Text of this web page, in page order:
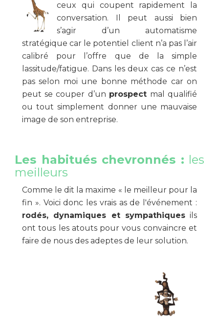
ceux qui coupent rapidement la
conversation. Il peut aussi bien
s’agir d’un automatisme
stratégique car le potentiel client n’a pas l’air
calibré pour l’offre que de la simple
lassitude/fatigue. Dans les deux cas ce n’est
pas selon moi une bonne méthode car on
peut se couper d’un prospect mal qualifié
ou tout simplement donner une mauvaise
image de son entreprise.
Les habitués chevronnés : les
meilleurs
Comme le dit la maxime « le meilleur pour la
fin ». Voici donc les vrais as de l'événement :
rodés, dynamiques et sympathiquesils
ont tous les atouts pour vous convaincre et
faire de nous des adeptes de leur solution.